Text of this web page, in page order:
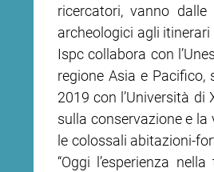
ricercatori, vanno
archeologici agli
Ispc collabora con
regione Asia e Pacifico,
2019 con l’Università di
sulla conservazione e
le colossali abitazioni-
“Oggi l’esperienza